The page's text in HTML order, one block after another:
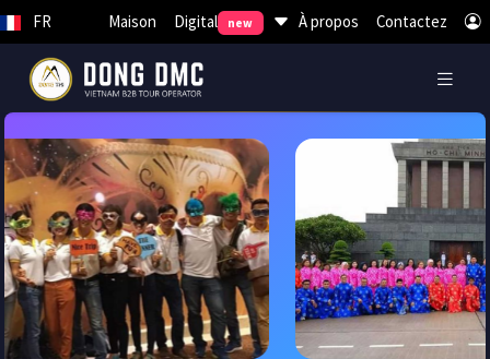
FR Maison Digital new À propos Contactez